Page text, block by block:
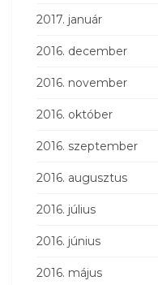
2017. január
2016. december
2016. november
2016. október
2016. szeptember
2016. augusztus
2016. július
2016. június
2016. május